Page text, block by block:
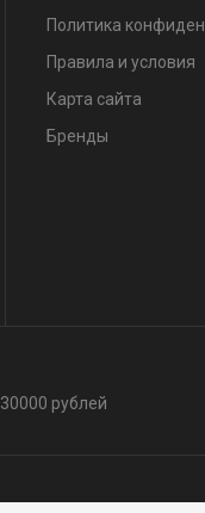
Политика
Правила и условия
Карта сайта
Бренды
рублей